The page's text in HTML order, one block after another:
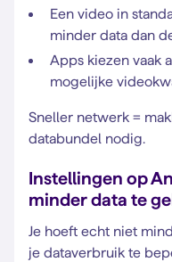
Een video in
minder data dan
Apps kiezen vaak
mogelijke
Sneller netwerk =
databundel nodig.
Instellingen op
minder data te
Je hoeft echt niet
je dataverbruik te